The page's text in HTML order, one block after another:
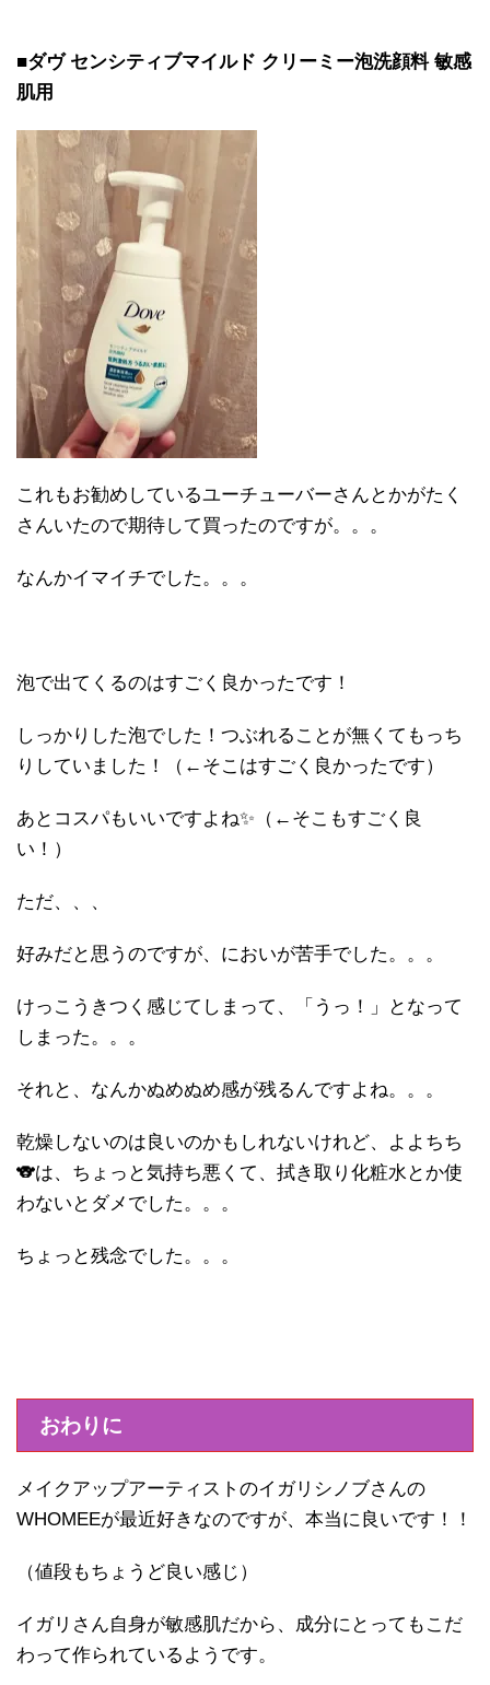
■ダヴ センシティブマイルド クリーミー泡洗顔料 敏感
肌用
これもお勧めしているユーチューバーさんとかがたく
さんいたので期待して買ったのですが。。。
なんかイマイチでした。。。
泡で出てくるのはすごく良かったです！
しっかりした泡でした！つぶれることが無くてもっち
りしていました！（←そこはすごく良かったです）
あとコスパもいいですよね✨（←そこもすごく良
い！）
ただ、、、
好みだと思うのですが、においが苦手でした。。。
けっこうきつく感じてしまって、「うっ！」となって
しまった。。。
それと、なんかぬめぬめ感が残るんですよね。。。
乾燥しないのは良いのかもしれないけれど、よよちち
🐨は、ちょっと気持ち悪くて、拭き取り化粧水とか使
わないとダメでした。。。
ちょっと残念でした。。。
おわりに
メイクアップアーティストのイガリシノブさんの
WHOMEEが最近好きなのですが、本当に良いです！！
（値段もちょうど良い感じ）
イガリさん自身が敏感肌だから、成分にとってもこだ
わって作られているようです。